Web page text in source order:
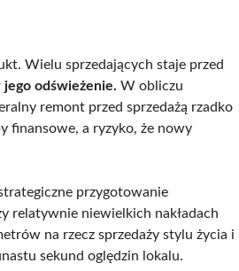
Wielu sprzedających staje przed
odświeżenie. W obliczu
remont przed sprzedażą rzadko
finansowe, a ryzyko, że nowy
przygotowanie
relatywnie niewielkich nakładach
na rzecz sprzedaży stylu życia i
sekund oględzin lokalu.